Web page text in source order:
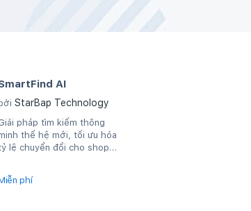
AI
bởiStarBap Technology
pháp tìm kiếm thông
thế hệ mới, tối ưu hóa
lệ chuyển đổi cho shop
hạn...
phí